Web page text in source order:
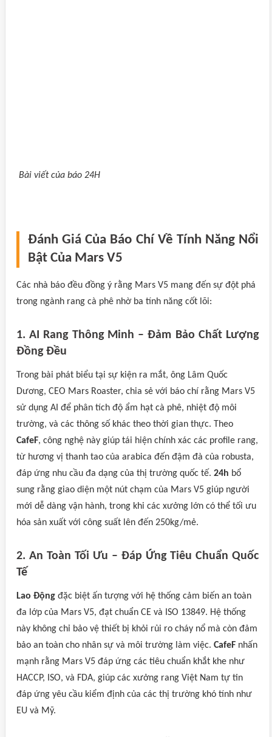
Bài viết của báo 24H
Đánh Giá Của Báo Chí Về Tính Năng Nổi
Bật Của Mars V5
Các nhà báo đều đồng ý rằng Mars V5 mang đến sự đột phá
trong ngành rang cà phê nhờ ba tính năng cốt lõi:
1. AI Rang Thông Minh – Đảm Bảo Chất Lượng
Đồng Đều
Trong bài phát biểu tại sự kiện ra mắt, ông Lâm Quốc
Dương, CEO Mars Roaster, chia sẻ với báo chí rằng Mars V5
sử dụng AI để phân tích độ ẩm hạt cà phê, nhiệt độ môi
trường, và các thông số khác theo thời gian thực. Theo
CafeF, công nghệ này giúp tái hiện chính xác các profile rang,
từ hương vị thanh tao của arabica đến đậm đà của robusta,
đáp ứng nhu cầu đa dạng của thị trường quốc tế. 24h bổ
sung rằng giao diện một nút chạm của Mars V5 giúp người
mới dễ dàng vận hành, trong khi các xưởng lớn có thể tối ưu
hóa sản xuất với công suất lên đến 250kg/mẻ.
2. An Toàn Tối Ưu – Đáp Ứng Tiêu Chuẩn Quốc
Tế
Lao Động đặc biệt ấn tượng với hệ thống cảm biến an toàn
đa lớp của Mars V5, đạt chuẩn CE và ISO 13849. Hệ thống
này không chỉ bảo vệ thiết bị khỏi rủi ro cháy nổ mà còn đảm
bảo an toàn cho nhân sự và môi trường làm việc. CafeF nhấn
mạnh rằng Mars V5 đáp ứng các tiêu chuẩn khắt khe như
HACCP, ISO, và FDA, giúp các xưởng rang Việt Nam tự tin
đáp ứng yêu cầu kiểm định của các thị trường khó tính như
EU và Mỹ.